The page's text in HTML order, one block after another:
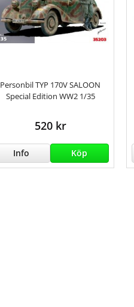
Personbil TYP 170V SALOON
Special Edition WW2 1/35
520 kr
Info Köp